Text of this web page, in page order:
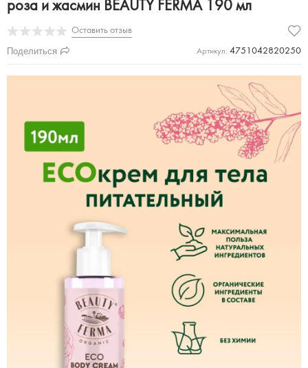
роза и жасмин BEAUTY FERMA 190 мл
Оставить отзыв
Поделиться Артикул: 4751042820250